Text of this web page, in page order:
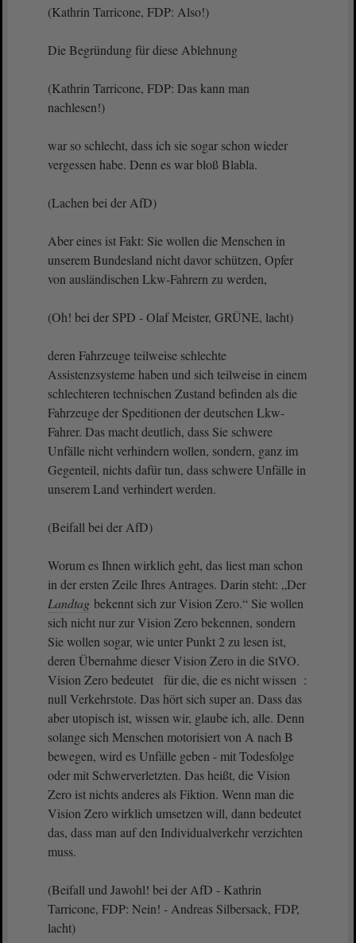
(Kathrin Tarricone, FDP: Also!)
Die Begründung für diese Ablehnung
(Kathrin Tarricone, FDP: Das kann man
nachlesen!)
war so schlecht, dass ich sie sogar schon wieder
vergessen habe. Denn es war bloß Blabla.
(Lachen bei der AfD)
Aber eines ist Fakt: Sie wollen die Menschen in
unserem Bundesland nicht davor schützen, Opfer
von ausländischen Lkw-Fahrern zu werden,
(Oh! bei der SPD - Olaf Meister, GRÜNE, lacht)
deren Fahrzeuge teilweise schlechte
Assistenzsysteme haben und sich teilweise in einem
schlechteren technischen Zustand befinden als die
Fahrzeuge der Speditionen der deutschen Lkw-
Fahrer. Das macht deutlich, dass Sie schwere
Unfälle nicht verhindern wollen, sondern, ganz im
Gegenteil, nichts dafür tun, dass schwere Unfälle in
unserem Land verhindert werden.
(Beifall bei der AfD)
Worum es Ihnen wirklich geht, das liest man schon
in der ersten Zeile Ihres Antrages. Darin steht: „Der
Landtag bekennt sich zur Vision Zero.“ Sie wollen
sich nicht nur zur Vision Zero bekennen, sondern
Sie wollen sogar, wie unter Punkt 2 zu lesen ist,
deren Übernahme dieser Vision Zero in die StVO.
Vision Zero bedeutet für die, die es nicht wissen :
null Verkehrstote. Das hört sich super an. Dass das
aber utopisch ist, wissen wir, glaube ich, alle. Denn
solange sich Menschen motorisiert von A nach B
bewegen, wird es Unfälle geben - mit Todesfolge
oder mit Schwerverletzten. Das heißt, die Vision
Zero ist nichts anderes als Fiktion. Wenn man die
Vision Zero wirklich umsetzen will, dann bedeutet
das, dass man auf den Individualverkehr verzichten
muss.
(Beifall und Jawohl! bei der AfD - Kathrin
Tarricone, FDP: Nein! - Andreas Silbersack, FDP,
lacht)